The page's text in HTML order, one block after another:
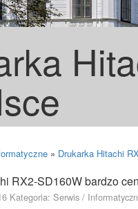
» Drukarka Hitachi
RX2-SD160W bardzo
Kategoria: Serwis /